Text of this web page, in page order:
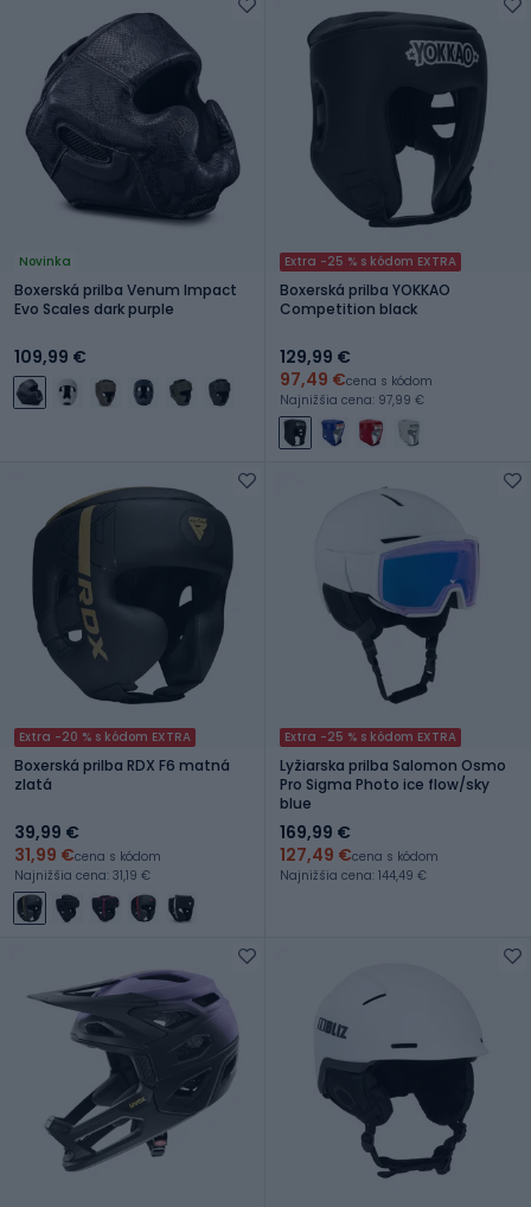
Novinka
Boxerská prilba Venum Impact
Evo Scales dark purple
109,99 €
Extra -25 % s kódom EXTRA
Boxerská prilba YOKKAO
Competition black
129,99 €
97,49 €cena s kódom
Najnižšia cena: 97,99 €
Extra -20 % s kódom EXTRA
Boxerská prilba RDX F6 matná
zlatá
39,99 €
31,99 €cena s kódom
Najnižšia cena: 31,19 €
Extra -25 % s kódom EXTRA
Lyžiarska prilba Salomon Osmo
Pro Sigma Photo ice flow/sky
blue
169,99 €
127,49 €cena s kódom
Najnižšia cena: 144,49 €